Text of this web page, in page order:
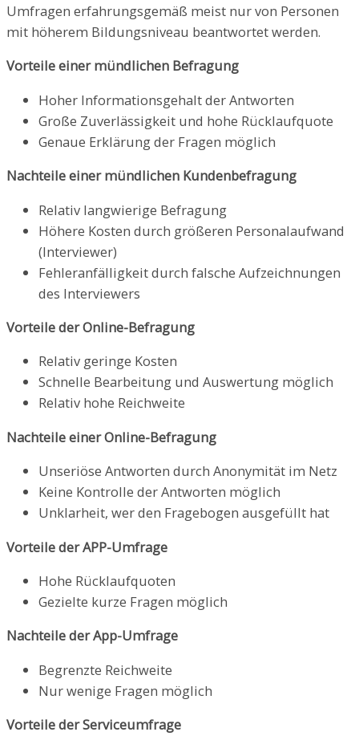
Umfragen erfahrungsgemäß meist nur von Personen
mit höherem Bildungsniveau beantwortet werden.
Vorteile einer mündlichen Befragung
Hoher Informationsgehalt der Antworten
Große Zuverlässigkeit und hohe Rücklaufquote
Genaue Erklärung der Fragen möglich
Nachteile einer mündlichen Kundenbefragung
Relativ langwierige Befragung
Höhere Kosten durch größeren Personalaufwand
(Interviewer)
Fehleranfälligkeit durch falsche Aufzeichnungen
des Interviewers
Vorteile der Online-Befragung
Relativ geringe Kosten
Schnelle Bearbeitung und Auswertung möglich
Relativ hohe Reichweite
Nachteile einer Online-Befragung
Unseriöse Antworten durch Anonymität im Netz
Keine Kontrolle der Antworten möglich
Unklarheit, wer den Fragebogen ausgefüllt hat
Vorteile der APP-Umfrage
Hohe Rücklaufquoten
Gezielte kurze Fragen möglich
Nachteile der App-Umfrage
Begrenzte Reichweite
Nur wenige Fragen möglich
Vorteile der Serviceumfrage